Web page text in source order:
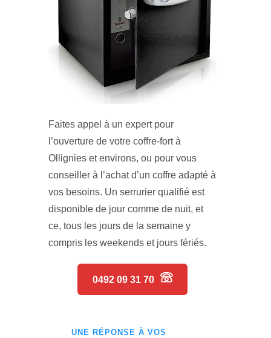
Faites appel à un expert pour
l’ouverture de votre coffre-fort à
Ollignies et environs, ou pour vous
conseiller à l’achat d’un coffre adapté à
vos besoins. Un serrurier qualifié est
disponible de jour comme de nuit, et
ce, tous les jours de la semaine y
compris les weekends et jours fériés.
0492 09 31 70
UNE RÉPONSE À VOS